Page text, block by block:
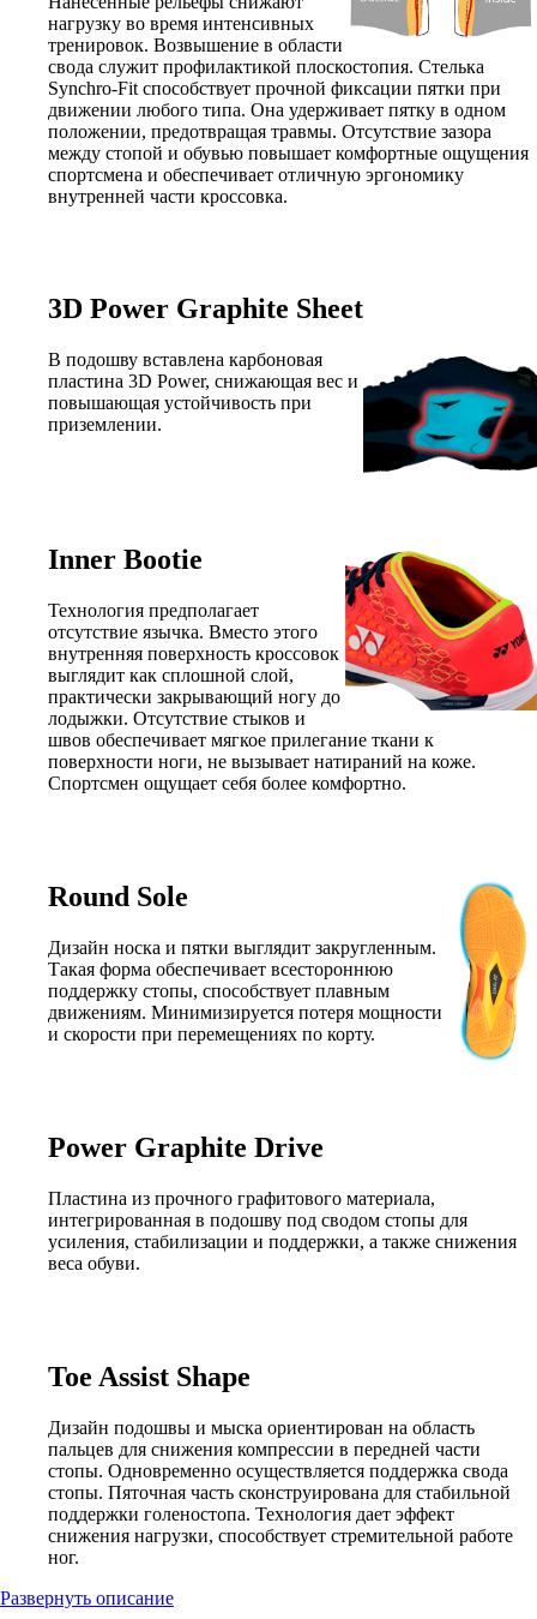
нагрузку во время интенсивных
тренировок. Возвышение в области
свода служит профилактикой плоскостопия. Стелька
Synchro-Fit способствует прочной фиксации пятки при
движении любого типа. Она удерживает пятку в одном
положении, предотвращая травмы. Отсутствие зазора
между стопой и обувью повышает комфортные ощущения
спортсмена и обеспечивает отличную эргономику
внутренней части кроссовка.
3D Power Graphite Sheet
В подошву вставлена карбоновая
пластина 3D Power, снижающая вес и
повышающая устойчивость при
приземлении.
Inner Bootie
Технология предполагает
отсутствие язычка. Вместо этого
внутренняя поверхность кроссовок
выглядит как сплошной слой,
практически закрывающий ногу до
лодыжки. Отсутствие стыков и
швов обеспечивает мягкое прилегание ткани к
поверхности ноги, не вызывает натираний на коже.
Спортсмен ощущает себя более комфортно.
Round Sole
Дизайн носка и пятки выглядит закругленным.
Такая форма обеспечивает всестороннюю
поддержку стопы, способствует плавным
движениям. Минимизируется потеря мощности
и скорости при перемещениях по корту.
Power Graphite Drive
Пластина из прочного графитового материала,
интегрированная в подошву под сводом стопы для
усиления, стабилизации и поддержки, а также снижения
веса обуви.
Toe Assist Shape
Дизайн подошвы и мыска ориентирован на область
пальцев для снижения компрессии в передней части
стопы. Одновременно осуществляется поддержка свода
стопы. Пяточная часть сконструирована для стабильной
поддержки голеностопа. Технология дает эффект
снижения нагрузки, способствует стремительной работе
ног.
Развернуть описание